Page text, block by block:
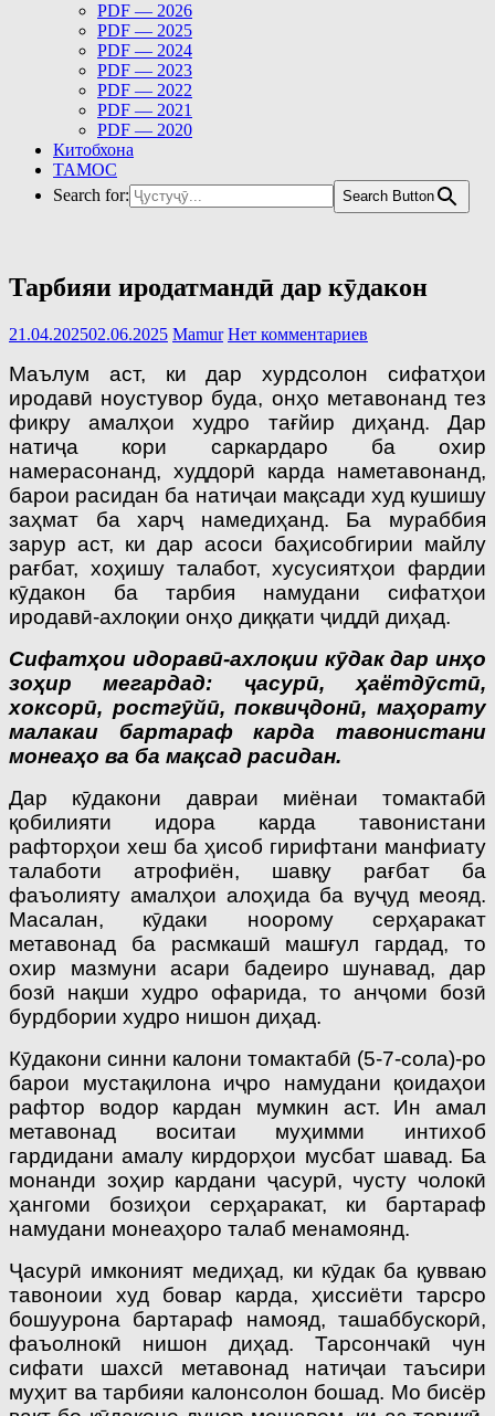
PDF — 2026
PDF — 2025
PDF — 2024
PDF — 2023
PDF — 2022
PDF — 2021
PDF — 2020
Китобхона
ТАМОС
Search for:
Search Button
Тарбияи иродатмандӣ дар кӯдакон
21.04.202502.06.2025 Mamur Нет комментариев
Маълум аст, ки дар хурдсолон сифатҳои
иродавӣ ноустувор буда, онҳо метавонанд тез
фикру амалҳои худро тағйир диҳанд. Дар
натиҷа кори саркардаро ба охир
намерасонанд, худдорӣ карда наметавонанд,
барои расидан ба натиҷаи мақсади худ кушишу
заҳмат ба харҷ намедиҳанд. Ба мураббия
зарур аст, ки дар асоси баҳисобгирии майлу
рағбат, хоҳишу талабот, хусусиятҳои фардии
кӯдакон ба тарбия намудани сифатҳои
иродавӣ-ахлоқии онҳо диққати ҷиддӣ диҳад.
Сифатҳои идоравӣ-ахлоқии кӯдак дар инҳо
зоҳир мегардад: ҷасурӣ, ҳаётдӯстӣ,
хоксорӣ, ростгӯйӣ, поквиҷдонӣ, маҳорату
малакаи бартараф карда тавонистани
монеаҳо ва ба мақсад расидан.
Дар кӯдакони давраи миёнаи томактабӣ
қобилияти идора карда тавонистани
рафторҳои хеш ба ҳисоб гирифтани манфиату
талаботи атрофиён, шавқу рағбат ба
фаъолияту амалҳои алоҳида ба вуҷуд меояд.
Масалан, кӯдаки ноорому серҳаракат
метавонад ба расмкашӣ машғул гардад, то
охир мазмуни асари бадеиро шунавад, дар
бозӣ нақши худро офарида, то анҷоми бозӣ
бурдбории худро нишон диҳад.
Кӯдакони синни калони томактабӣ (5-7-сола)-ро
барои мустақилона иҷро намудани қоидаҳои
рафтор водор кардан мумкин аст. Ин амал
метавонад воситаи муҳимми интихоб
гардидани амалу кирдорҳои мусбат шавад. Ба
монанди зоҳир кардани ҷасурӣ, чусту чолокӣ
ҳангоми бозиҳои серҳаракат, ки бартараф
намудани монеаҳоро талаб менамоянд.
Ҷасурӣ имконият медиҳад, ки кӯдак ба қувваю
тавоноии худ бовар карда, ҳиссиёти тарсро
бошуурона бартараф намояд, ташаббускорӣ,
фаъолнокӣ нишон диҳад. Тарсончакӣ чун
сифати шахсӣ метавонад натиҷаи таъсири
муҳит ва тарбияи калонсолон бошад. Мо бисёр